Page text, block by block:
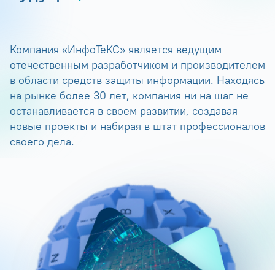
Компания «ИнфоТеКС» является ведущим
отечественным разработчиком и производителем
в области средств защиты информации. Находясь
на рынке более 30 лет, компания ни на шаг не
останавливается в своем развитии, создавая
новые проекты и набирая в штат профессионалов
своего дела.